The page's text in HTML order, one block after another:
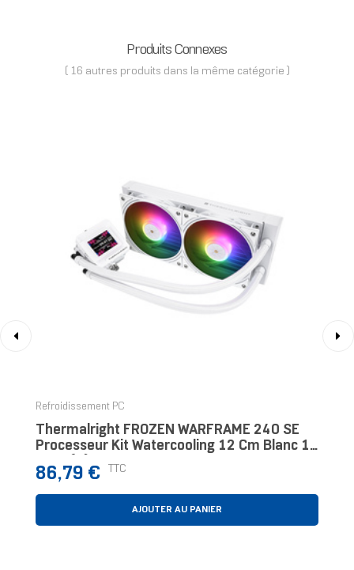
Produits Connexes
( 16 autres produits dans la même catégorie )
Refroidissement PC
Thermalright FROZEN WARFRAME 240 SE
Processeur Kit Watercooling 12 Cm Blanc 1
Prix
86,79 € TTC
AJOUTER AU PANIER